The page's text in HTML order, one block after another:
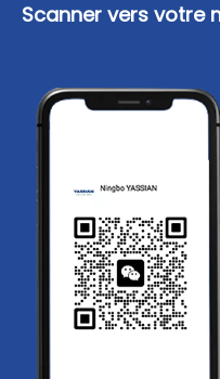
Scanner vers votre